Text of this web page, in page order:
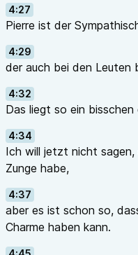
4:27
Pierre ist der
4:29
der auch bei den Leuten
4:32
Das liegt so ein bisschen
4:34
Ich will jetzt nicht
Zunge habe,
4:37
aber es ist schon so,
Charme haben kann.